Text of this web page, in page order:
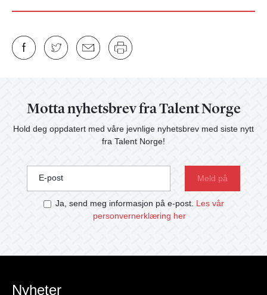
Motta nyhetsbrev fra Talent Norge
Hold deg oppdatert med våre jevnlige nyhetsbrev med siste nytt
fra Talent Norge!
E-post
Ja, send meg informasjon på e-post. Les vår
personvernerklæring her
Nyheter